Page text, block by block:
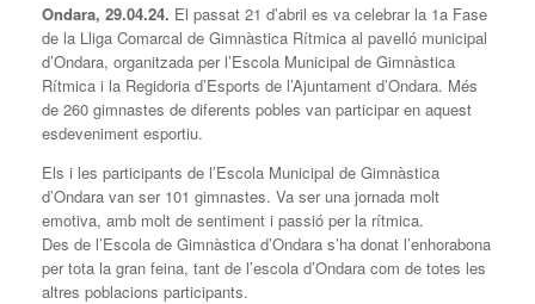
Ondara, 29.04.24. El passat 21 d’abril es va celebrar la 1a Fase
de la Lliga Comarcal de Gimnàstica Rítmica al pavelló municipal
d’Ondara, organitzada per l’Escola Municipal de Gimnàstica
Rítmica i la Regidoria d’Esports de l’Ajuntament d’Ondara. Més
de 260 gimnastes de diferents pobles van participar en aquest
esdeveniment esportiu.
Els i les participants de l’Escola Municipal de Gimnàstica
d’Ondara van ser 101 gimnastes. Va ser una jornada molt
emotiva, amb molt de sentiment i passió per la rítmica.
Des de l’Escola de Gimnàstica d’Ondara s’ha donat l’enhorabona
per tota la gran feina, tant de l’escola d’Ondara com de totes les
altres poblacions participants.